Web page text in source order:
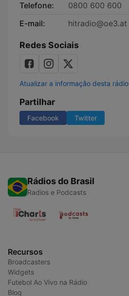
Telefone:
0800 600 600
E-mail:
hitradio@oe3.at
Redes Sociais
Atualizar a informação desta rádio
Partilhar
Facebook Twitter
Rádios do Brasil
Radios e Podcasts
Recursos
Broadcasters
Widgets
Futebol Ao Vivo na Rádio
Blog